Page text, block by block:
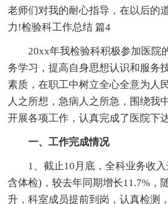
老师们对我的耐心指导，在以后的
力!检验科工作总结 篇4
20xx年我检验科积极参加医院
务学习，提高自身思想认识和服务
素质，在职工中树立全心全意为人
人之所想，急病人之所急，围绕我
开展各项工作，认真完成了医院下
一、工作完成情况
1、截止10月底，全科业务收入
含体检)，较去年同期增长11.7%，
升，科室成员提前到岗，认真检测